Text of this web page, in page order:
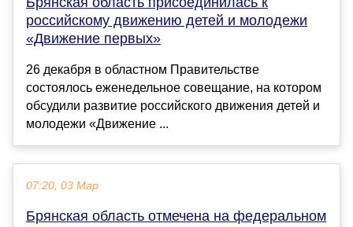
российскому движению детей и молодежи
«Движение первых»
26 декабря в областном Правительстве
состоялось еженедельное совещание, на котором
обсудили развитие российского движения детей и
молодежи «Движение ...
07:20, 03 Мар
Брянская область отмечена на федеральном